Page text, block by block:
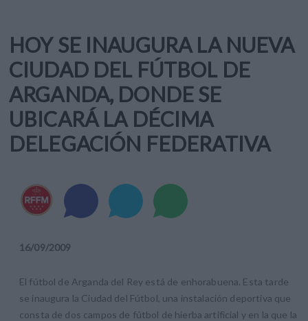
HOY SE INAUGURA LA NUEVA
CIUDAD DEL FÚTBOL DE
ARGANDA, DONDE SE
UBICARÁ LA DÉCIMA
DELEGACIÓN FEDERATIVA
16/09/2009
El fútbol de Arganda del Rey está de enhorabuena. Esta tarde
se inaugura la Ciudad del Fútbol, una instalación deportiva que
consta de dos campos de fútbol de hierba artificial y en la que la